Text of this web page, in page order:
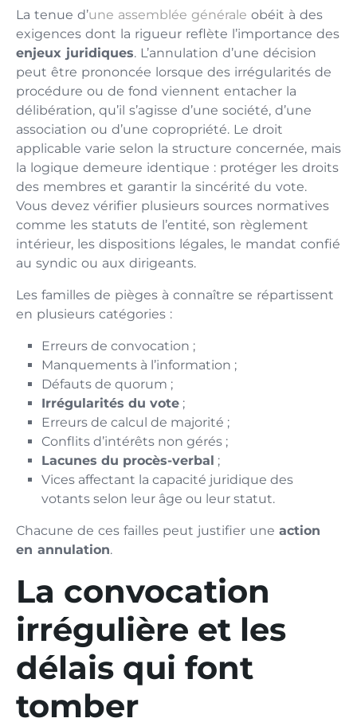
La tenue d’une assemblée générale obéit à des
exigences dont la rigueur reflète l’importance des
enjeux juridiques. L’annulation d’une décision
peut être prononcée lorsque des irrégularités de
procédure ou de fond viennent entacher la
délibération, qu’il s’agisse d’une société, d’une
association ou d’une copropriété. Le droit
applicable varie selon la structure concernée, mais
la logique demeure identique : protéger les droits
des membres et garantir la sincérité du vote.
Vous devez vérifier plusieurs sources normatives
comme les statuts de l’entité, son règlement
intérieur, les dispositions légales, le mandat confié
au syndic ou aux dirigeants.
Les familles de pièges à connaître se répartissent
en plusieurs catégories :
Erreurs de convocation ;
Manquements à l’information ;
Défauts de quorum ;
Irrégularités du vote ;
Erreurs de calcul de majorité ;
Conflits d’intérêts non gérés ;
Lacunes du procès-verbal ;
Vices affectant la capacité juridique des
votants selon leur âge ou leur statut.
Chacune de ces failles peut justifier une action
en annulation.
La convocation
irrégulière et les
délais qui font
tomber